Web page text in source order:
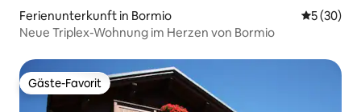
Ferienunterkunft in Bormio
5 (30)
Neue Triplex-Wohnung im Herzen von Bormio
Gäste-Favorit
Gäste-Favorit